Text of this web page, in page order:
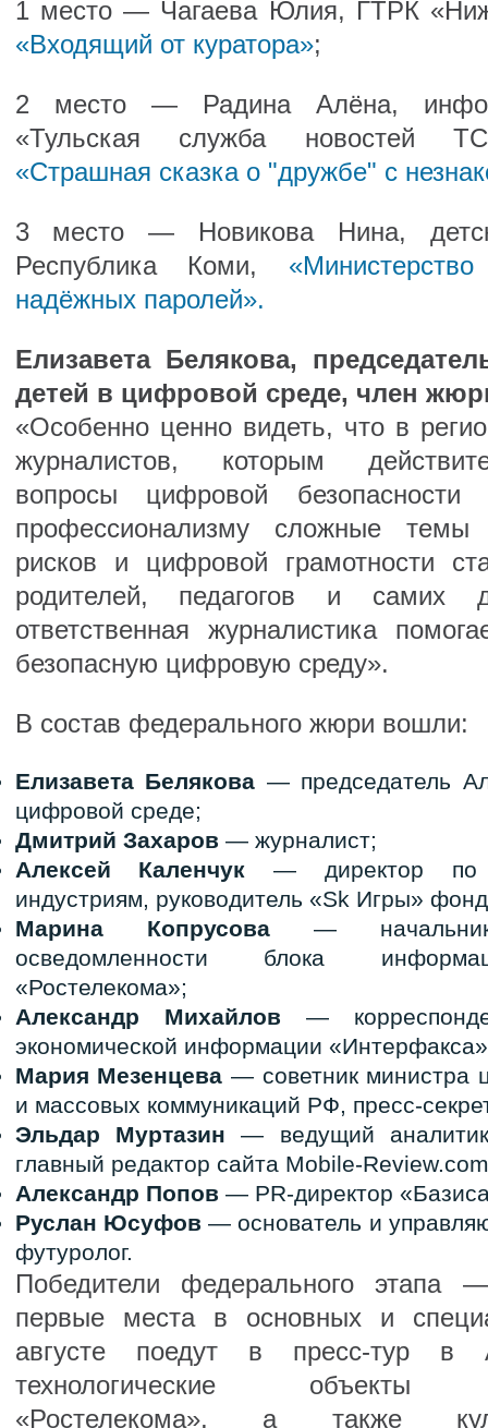
1 место — Чагаева Юлия, ГТРК
«Входящий от куратора»;
2 место — Радина Алёна,
«Тульская служба новостей
«Страшная сказка о "дружбе" с
3 место — Новикова Нина,
Республика Коми,
надёжных паролей».
Елизавета Белякова,
детей в цифровой среде, член
«Особенно ценно видеть, что в
журналистов, которым
вопросы цифровой
профессионализму сложные темы
рисков и цифровой грамотности
родителей, педагогов и самих
ответственная журналистика
безопасную цифровую среду».
В состав федерального жюри вошли:
Елизавета Белякова — председатель
цифровой среде;
Дмитрий Захаров — журналист;
Алексей Каленчук — директор по
индустриям, руководитель «Sk Игры»
Марина Копрусова— начальник
осведомленности блока
«Ростелекома»;
Александр Михайлов —
экономической информации
Мария Мезенцева — советник министра
и массовых коммуникаций РФ, пресс-
Эльдар Муртазин— ведущий
главный редактор сайта Mobile-
Александр Попов — PR-директор
Руслан Юсуфов — основатель и
футуролог.
Победители федерального этапа
первые места в основных и
августе поедут в пресс-тур в
технологические объекты
«Ростелекома», а также